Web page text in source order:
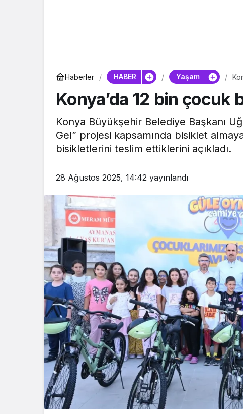
Haberler HABER Yaşam
Konya’da 12 bin
Konya Büyükşehir Belediye Başkanı
Gel” projesi kapsamında bisiklet
bisikletlerini teslim ettiklerini açıkladı.
28 Ağustos 2025, 14:42 yayınlandı